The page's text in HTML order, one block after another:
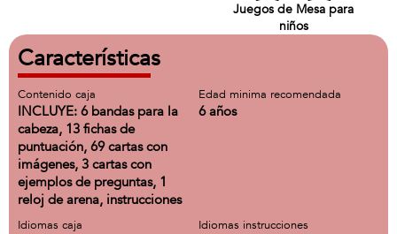
Juegos de Mesa para
niños
Características
Contenido caja
INCLUYE: 6 bandas para la
cabeza, 13 fichas de
puntuación, 69 cartas con
imágenes, 3 cartas con
ejemplos de preguntas, 1
reloj de arena, instrucciones
Edad minima recomendada
6 años
Idiomas caja Idiomas instrucciones